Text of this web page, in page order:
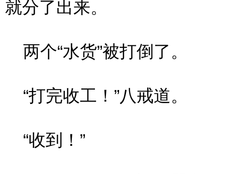
就分了出来。
两个“水货”被打倒了。
“打完收工！”八戒道。
“收到！”